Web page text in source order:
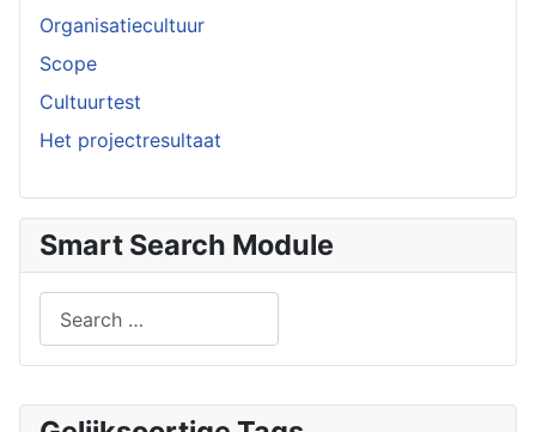
Organisatiecultuur
Scope
Cultuurtest
Het projectresultaat
Smart Search Module
Type 2 or more characters for results.